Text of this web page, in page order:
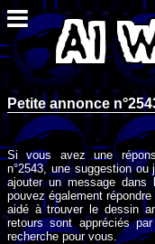
Petite annonce
Si vous avez une
n°2543, une suggestion
ajouter un message dans
pouvez également
aidé à trouver le dessin
retours sont appréciés
recherche pour vous.